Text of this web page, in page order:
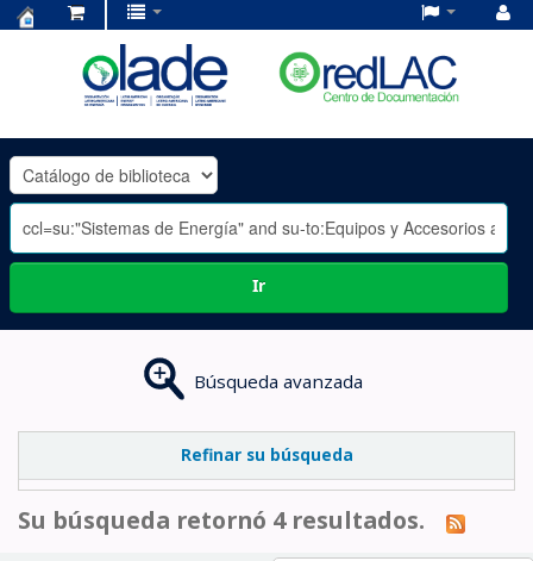
OLADE
-
Ir
Búsqueda avanzada
Refinar su búsqueda
Su búsqueda retornó 4 resultados.